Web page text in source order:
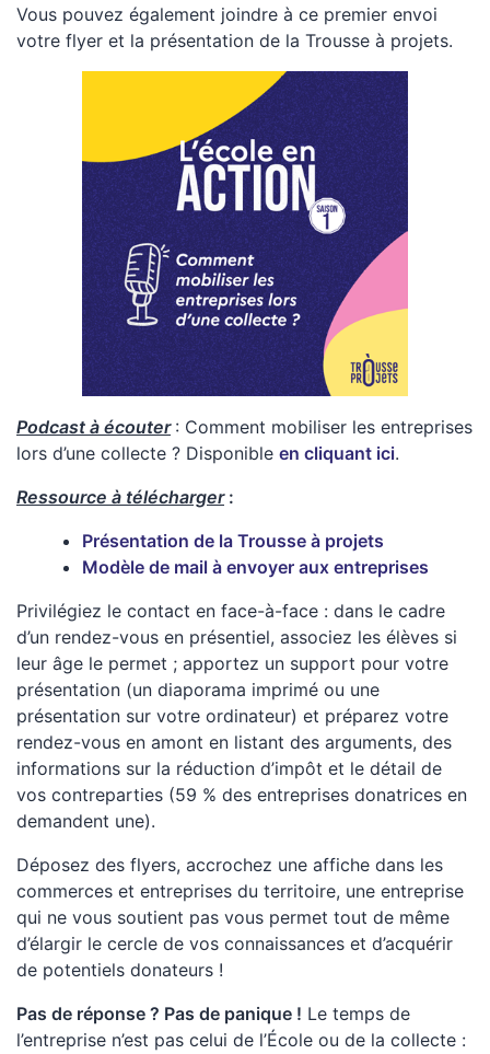
Vous pouvez également joindre à ce premier envoi
votre flyer et la présentation de la Trousse à projets.
Podcast à écouter : Comment mobiliser les entreprises
lors d’une collecte ? Disponible en cliquant ici.
Ressource à télécharger:
Présentation de la Trousse à projets
Modèle de mail à envoyer aux entreprises
Privilégiez le contact en face-à-face : dans le cadre
d’un rendez-vous en présentiel, associez les élèves si
leur âge le permet ; apportez un support pour votre
présentation (un diaporama imprimé ou une
présentation sur votre ordinateur) et préparez votre
rendez-vous en amont en listant des arguments, des
informations sur la réduction d’impôt et le détail de
vos contreparties (59 % des entreprises donatrices en
demandent une).
Déposez des flyers, accrochez une affiche dans les
commerces et entreprises du territoire, une entreprise
qui ne vous soutient pas vous permet tout de même
d’élargir le cercle de vos connaissances et d’acquérir
de potentiels donateurs !
Pas de réponse ? Pas de panique ! Le temps de
l’entreprise n’est pas celui de l’École ou de la collecte :